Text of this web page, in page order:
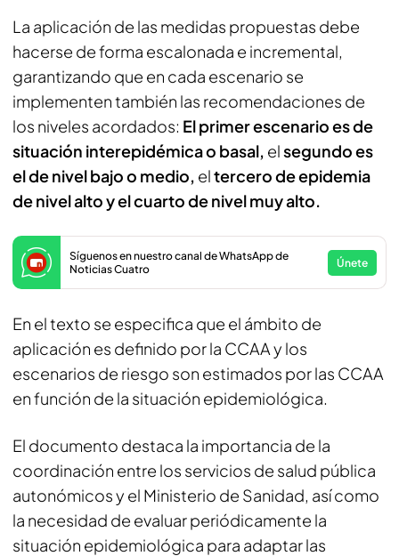
La aplicación de las medidas propuestas debe
hacerse de forma escalonada e incremental,
garantizando que en cada escenario se
implementen también las recomendaciones de
los niveles acordados: El primer escenario es de
situación interepidémica o basal, elsegundo es
el de nivel bajo o medio, eltercero de epidemia
de nivel alto y el cuarto de nivel muy alto.
Síguenos en nuestro canal de WhatsApp de
Noticias Cuatro
Únete
En el texto se especifica que el ámbito de
aplicación es definido por la CCAA y los
escenarios de riesgo son estimados por las CCAA
en función de la situación epidemiológica.
El documento destaca la importancia de la
coordinación entre los servicios de salud pública
autonómicos y el Ministerio de Sanidad, así como
la necesidad de evaluar periódicamente la
situación epidemiológica para adaptar las